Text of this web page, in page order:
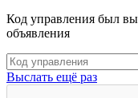
Код управления был
объявления
Выслать ещё раз